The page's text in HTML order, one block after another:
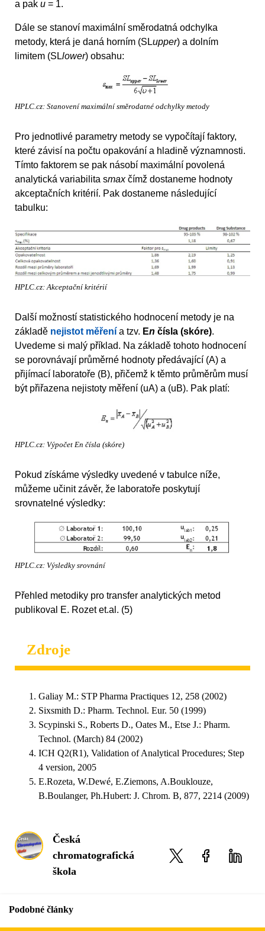
a pak u = 1.
Dále se stanoví maximální směrodatná odchylka
metody, která je daná horním (SLupper) a dolním
limitem (SLlower) obsahu:
HPLC.cz: Stanovení maximální směrodatné odchylky metody
Pro jednotlivé parametry metody se vypočítají faktory,
které závisí na počtu opakování a hladině významnosti.
Tímto faktorem se pak násobí maximální povolená
analytická variabilita smaxčímž dostaneme hodnoty
akceptačních kritérií. Pak dostaneme následující
tabulku:
HPLC.cz: Akceptační kritérií
Další možností statistického hodnocení metody je na
základě nejistot měření a tzv. En čísla (skóre).
Uvedeme si malý příklad. Na základě tohoto hodnocení
se porovnávají průměrné hodnoty předávající (A) a
přijímací laboratoře (B), přičemž k těmto průměrům musí
být přiřazena nejistoty měření (uA) a (uB). Pak platí:
HPLC.cz: Výpočet En čísla (skóre)
Pokud získáme výsledky uvedené v tabulce níže,
můžeme učinit závěr, že laboratoře poskytují
srovnatelné výsledky:
HPLC.cz: Výsledky srovnání
Přehled metodiky pro transfer analytických metod
publikoval E. Rozet et.al. (5)
Zdroje
Galiay M.: STP Pharma Practiques 12, 258 (2002)
Sixsmith D.: Pharm. Technol. Eur. 50 (1999)
Scypinski S., Roberts D., Oates M., Etse J.: Pharm.
Technol. (March) 84 (2002)
ICH Q2(R1), Validation of Analytical Procedures; Step
4 version, 2005
E.Rozeta, W.Dewé, E.Ziemons, A.Bouklouze,
B.Boulanger, Ph.Hubert: J. Chrom. B, 877, 2214 (2009)
Česká
chromatografická
škola
Podobné články